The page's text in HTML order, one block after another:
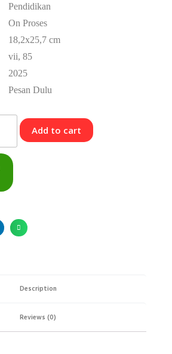
Pendidikan
On Proses
18,2x25,7 cm
vii, 85
2025
Pesan Dulu
Add to cart
Description
Reviews (0)